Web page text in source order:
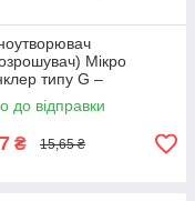
Мікро
типу G –
поворотний.
до відправки
₴ 15,65 ₴